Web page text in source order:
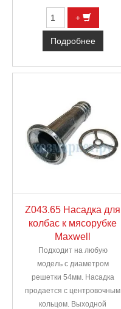
+
Подробнее
Z043.65 Насадка для
колбас к мясорубке
Maxwell
Подходит на любую
модель с диаметром
решетки 54мм. Насадка
продается с центровочным
кольцом. Выходной